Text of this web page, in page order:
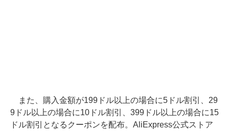
また、購入金額が199ドル以上の場合に5ドル割引、29
9ドル以上の場合に10ドル割引、399ドル以上の場合に15
ドル割引となるクーポンを配布。AliExpress公式ストア